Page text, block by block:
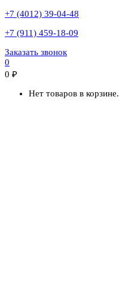
+7 (4012) 39-04-48
+7 (911) 459-18-09
Заказать звонок
0
0 ₽
Нет товаров в корзине.